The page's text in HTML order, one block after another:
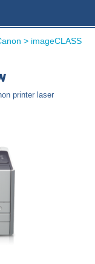
> imageCLASS
printer laser